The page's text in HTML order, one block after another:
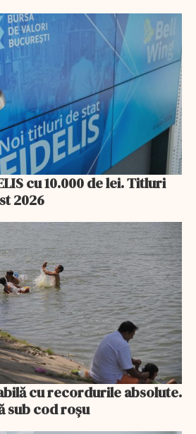
cu 10.000 de lei. Titluri
2026
cu recordurile absolute.
sub cod roșu